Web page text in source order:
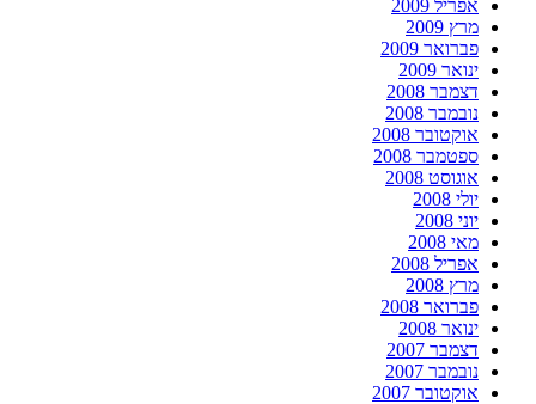
אפריל 2009
מרץ 2009
פברואר 2009
ינואר 2009
דצמבר 2008
נובמבר 2008
אוקטובר 2008
ספטמבר 2008
אוגוסט 2008
יולי 2008
יוני 2008
מאי 2008
אפריל 2008
מרץ 2008
פברואר 2008
ינואר 2008
דצמבר 2007
נובמבר 2007
אוקטובר 2007